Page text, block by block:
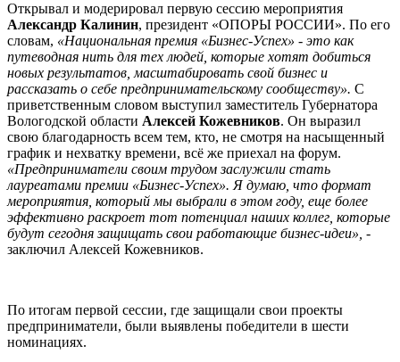
Открывал и модерировал первую сессию мероприятия
Александр Калинин, президент «ОПОРЫ РОССИИ». По его
словам, «Национальная премия «Бизнес-Успех» - это как
путеводная нить для тех людей, которые хотят добиться
новых результатов, масштабировать свой бизнес и
рассказать о себе предпринимательскому сообществу». С
приветственным словом выступил заместитель Губернатора
Вологодской области Алексей Кожевников. Он выразил
свою благодарность всем тем, кто, не смотря на насыщенный
график и нехватку времени, всё же приехал на форум.
«Предприниматели своим трудом заслужили стать
лауреатами премии «Бизнес-Успех». Я думаю, что формат
мероприятия, который мы выбрали в этом году, еще более
эффективно раскроет тот потенциал наших коллег, которые
будут сегодня защищать свои работающие бизнес-идеи», -
заключил Алексей Кожевников.
По итогам первой сессии, где защищали свои проекты
предприниматели, были выявлены победители в шести
номинациях.